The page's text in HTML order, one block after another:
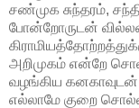
சண்முக சுந்தரம்,
போன்றோருடன்
அறிமுகம் என்றே
வழங்கிய
எல்லாமே குறை